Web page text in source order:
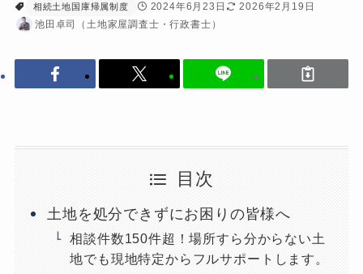
相続土地国庫帰属制度 2024年6月23日
2026年2月19日
池田卓司（土地家屋調査士・行政書士）
目次
土地を処分できずにお困りの皆様へ
相談件数150件超！場所すら分からない土
地でも現地特定からフルサポートします。